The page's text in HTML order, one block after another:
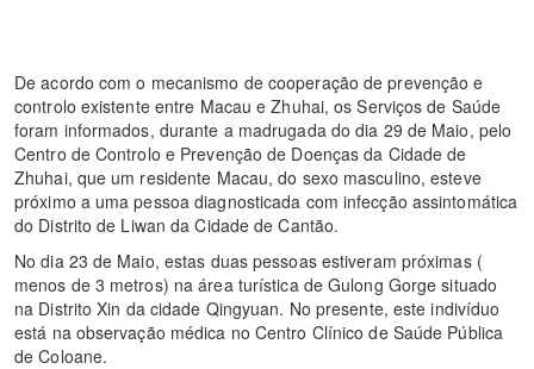
De acordo com o mecanismo de cooperação de prevenção e
controlo existente entre Macau e Zhuhai, os Serviços de Saúde
foram informados, durante a madrugada do dia 29 de Maio, pelo
Centro de Controlo e Prevenção de Doenças da Cidade de
Zhuhai, que um residente Macau, do sexo masculino, esteve
próximo a uma pessoa diagnosticada com infecção assintomática
do Distrito de Liwan da Cidade de Cantão.
No dia 23 de Maio, estas duas pessoas estiveram próximas (
menos de 3 metros) na área turística de Gulong Gorge situado
na Distrito Xin da cidade Qingyuan. No presente, este indivíduo
está na observação médica no Centro Clínico de Saúde Pública
de Coloane.